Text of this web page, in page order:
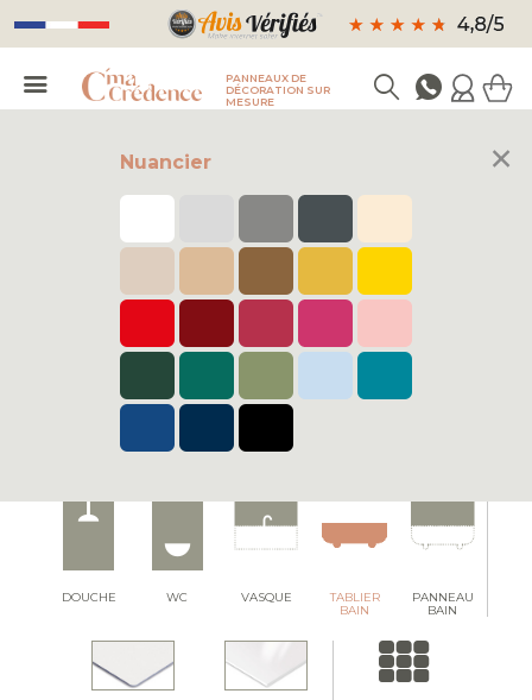
PANNEAUX DE
DÉCORATION SUR
MESURE
Nuancier ×
DOUCHE WC VASQUE
TABLIER
BAIN
PANNEAU
BAIN